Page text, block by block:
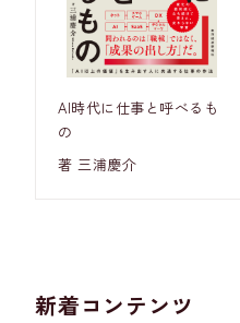
AI時代に仕事と呼べるも
の
著 三浦慶介
新着コンテンツ